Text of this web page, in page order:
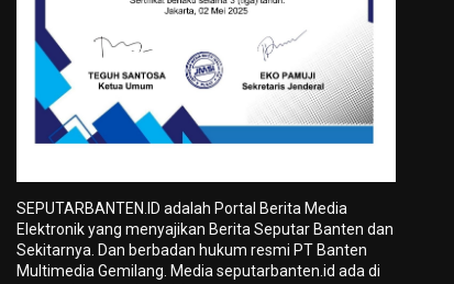
SEPUTARBANTEN.ID adalah Portal Berita Media
Elektronik yang menyajikan Berita Seputar Banten dan
Sekitarnya. Dan berbadan hukum resmi PT Banten
Multimedia Gemilang. Media seputarbanten.id ada di